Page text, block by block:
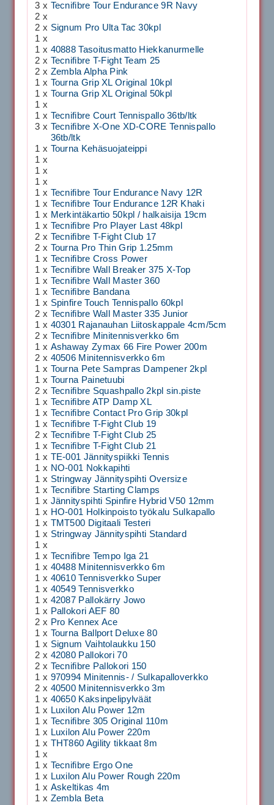
3 x Tecnifibre Tour Endurance 9R Navy
2 x
2 x Signum Pro Ulta Tac 30kpl
1 x
1 x 40888 Tasoitusmatto Hiekkanurmelle
2 x Tecnifibre T-Fight Team 25
2 x Zembla Alpha Pink
1 x Tourna Grip XL Original 10kpl
1 x Tourna Grip XL Original 50kpl
1 x
1 x Tecnifibre Court Tennispallo 36tb/ltk
3 x Tecnifibre X-One XD-CORE Tennispallo
36tb/ltk
1 x Tourna Kehäsuojateippi
1 x
1 x
1 x
1 x Tecnifibre Tour Endurance Navy 12R
1 x Tecnifibre Tour Endurance 12R Khaki
1 x Merkintäkartio 50kpl / halkaisija 19cm
1 x Tecnifibre Pro Player Last 48kpl
2 x Tecnifibre T-Fight Club 17
2 x Tourna Pro Thin Grip 1.25mm
1 x Tecnifibre Cross Power
1 x Tecnifibre Wall Breaker 375 X-Top
1 x Tecnifibre Wall Master 360
1 x Tecnifibre Bandana
1 x Spinfire Touch Tennispallo 60kpl
2 x Tecnifibre Wall Master 335 Junior
1 x 40301 Rajanauhan Liitoskappale 4cm/5cm
2 x Tecnifibre Minitennisverkko 6m
1 x Ashaway Zymax 66 Fire Power 200m
2 x 40506 Minitennisverkko 6m
1 x Tourna Pete Sampras Dampener 2kpl
1 x Tourna Painetuubi
2 x Tecnifibre Squashpallo 2kpl sin.piste
1 x Tecnifibre ATP Damp XL
1 x Tecnifibre Contact Pro Grip 30kpl
1 x Tecnifibre T-Fight Club 19
2 x Tecnifibre T-Fight Club 25
1 x Tecnifibre T-Fight Club 21
1 x TE-001 Jännityspiikki Tennis
1 x NO-001 Nokkapihti
1 x Stringway Jännityspihti Oversize
1 x Tecnifibre Starting Clamps
1 x Jännityspihti Spinfire Hybrid V50 12mm
1 x HO-001 Holkinpoisto työkalu Sulkapallo
1 x TMT500 Digitaali Testeri
1 x Stringway Jännityspihti Standard
1 x
1 x Tecnifibre Tempo Iga 21
1 x 40488 Minitennisverkko 6m
1 x 40610 Tennisverkko Super
1 x 40549 Tennisverkko
1 x 42087 Pallokärry Jowo
1 x Pallokori AEF 80
2 x Pro Kennex Ace
1 x Tourna Ballport Deluxe 80
1 x Signum Vaihtolaukku 150
2 x 42080 Pallokori 70
2 x Tecnifibre Pallokori 150
1 x 970994 Minitennis- / Sulkapalloverkko
2 x 40500 Minitennisverkko 3m
1 x 40650 Kaksinpelipylväät
1 x Luxilon Alu Power 12m
1 x Tecnifibre 305 Original 110m
1 x Luxilon Alu Power 220m
1 x THT860 Agility tikkaat 8m
1 x
1 x Tecnifibre Ergo One
1 x Luxilon Alu Power Rough 220m
1 x Askeltikas 4m
1 x Zembla Beta